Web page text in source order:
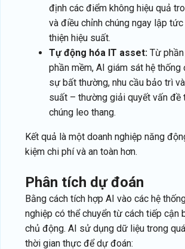
định các điểm không hiệu quả
và điều chỉnh chúng ngay lập
thiện hiệu suất.
Tự động hóa IT asset: Từ
phần mềm, AI giám sát hệ thống
sự bất thường, nhu cầu bảo trì
suất – thường giải quyết vấn đề
chúng leo thang.
Kết quả là một doanh nghiệp năng
kiệm chi phí và an toàn hơn.
phân tích dự đoán
Bằng cách tích hợp AI vào các hệ
nghiệp có thể chuyển từ cách tiếp cận
chủ động. AI sử dụng dữ liệu trong
thời gian thực để dự đoán: